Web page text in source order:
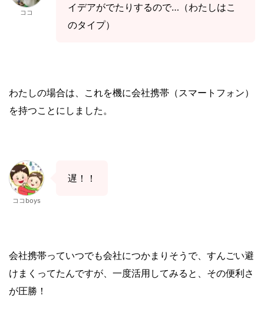
ココ
イデアがでたりするので…（わたしはこ
のタイプ）
わたしの場合は、これを機に会社携帯（スマートフォン）
を持つことにしました。
ココboys
遅！！
会社携帯っていつでも会社につかまりそうで、すんごい避
けまくってたんですが、一度活用してみると、その便利さ
が圧勝！